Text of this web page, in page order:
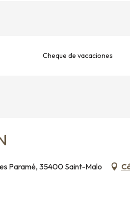
Cheque de vacaciones
Paramé, 35400 Saint-Malo